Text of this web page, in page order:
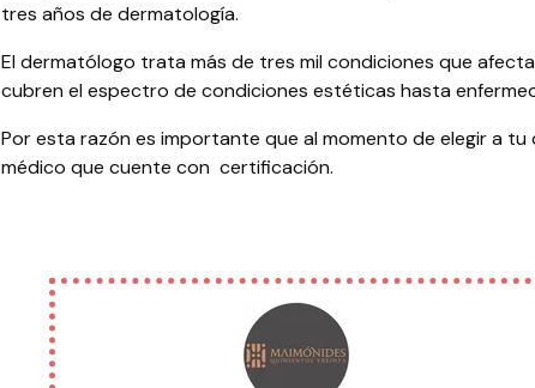
tres años de dermatología.
El dermatólogo trata más de tres mil condiciones que
cubren el espectro de condiciones estéticas hasta
Por esta razón es importante que al momento de elegir a
médico que cuente con certificación.